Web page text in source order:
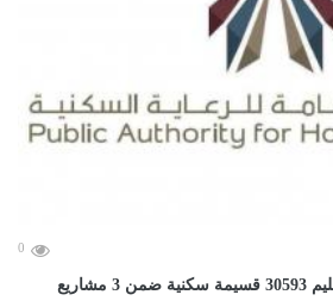
0
«السكنية» تعلن جاهزية تسليم 30593 قسيمة سكنية ضمن 3 مشاريع